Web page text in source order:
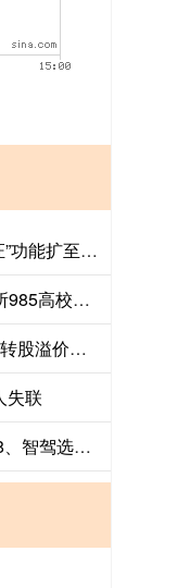
沪深投 广受好评! 贝壳将“业主调价验证”功能扩至全国75城
广证策略 点名五位顶尖学者造假，四所985高校启动调查，退学博士掀起风暴
涨停吧 1月29日泰瑞转债下跌2.12%，转股溢价率14.2%
失联
红涨股票配资 30万纯电大六座, 5C选i8、智驾选M7、换电选L90、闪充选唐L